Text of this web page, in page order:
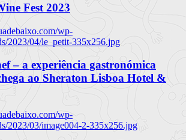
Fest 2023
wp-
2023/04/le_petit-335x256.jpg
– a experiência gastronómica
ao Sheraton Lisboa Hotel &
wp-
2023/03/image004-2-335x256.jpg